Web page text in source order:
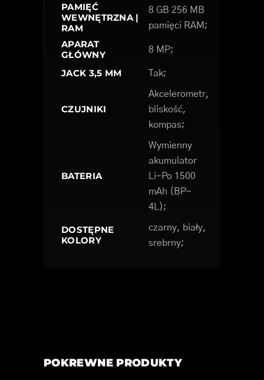
PAMIĘĆ
WEWNĘTRZNA |
RAM
8 GB 256 MB
pamięci RAM;
APARAT
GŁÓWNY
8 MP;
JACK 3,5 MM Tak;
CZUJNIKI
Akcelerometr,
bliskość,
kompas;
BATERIA
Wymienny
akumulator
Li-Po 1500
mAh (BP-
4L);
DOSTĘPNE
KOLORY
czarny, biały,
srebrny;
POKREWNE PRODUKTY